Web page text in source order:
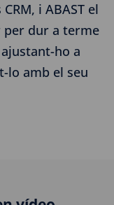
i ABAST el
per dur a terme
ho a
lo amb el seu